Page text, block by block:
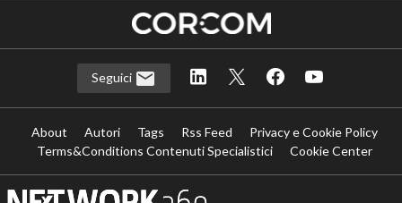
Seguici
About Autori Tags Rss Feed
Privacy e Cookie Policy
Terms&Conditions Contenuti Specialistici
Cookie Center